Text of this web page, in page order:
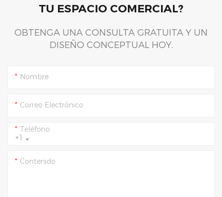
TU ESPACIO COMERCIAL?
OBTENGA UNA CONSULTA GRATUITA Y UN
DISEÑO CONCEPTUAL HOY.
Nombre
Correo Electrónico
+1
Teléfono
Contenido